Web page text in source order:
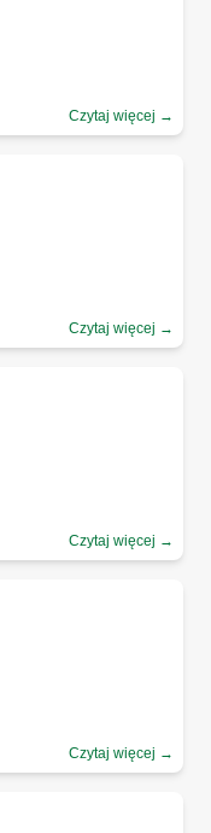
Czytaj więcej →
Czytaj więcej →
Czytaj więcej →
Czytaj więcej →